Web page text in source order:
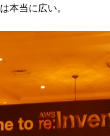
は本当に広い。